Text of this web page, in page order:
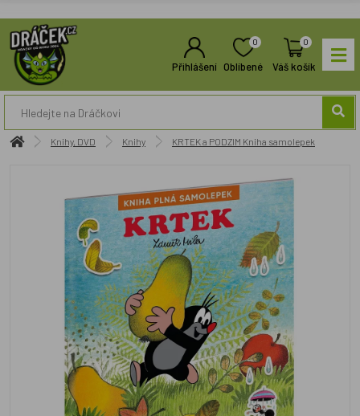
Přihlášení
0
Oblíbené
0
Váš košík
Knihy, DVD Knihy KRTEK a PODZIM Kniha samolepek